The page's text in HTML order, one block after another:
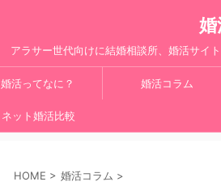
アラサー世代向けに結婚相談所、婚活サイ
婚活ってなに？ 婚活コラム
ネット婚活比較
HOME > 婚活コラム >